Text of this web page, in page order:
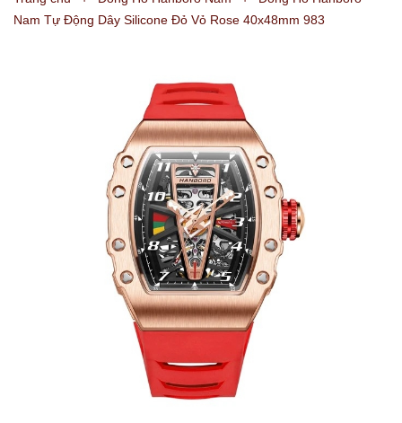
Nam Tự Động Dây Silicone Đỏ Vỏ Rose 40x48mm 983